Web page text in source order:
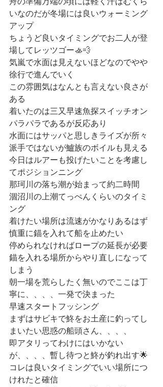
舟の準備万端の頃には軽く汗ばむくら
いなのだが冬場には良いウォーミング
アップ
ちょうど良いタイミングでお二人が登
場してレッツゴー🚣💨
気嵐で水面は見えないほどなのでやや
徐行で進んでいく
この雰囲気はなんとも言えない良さが
ある
着いたのは三又早速魚探スイッチオン
パラパラであるが反応あり
水面にはサッパと思しきライズが所々
派手ではないが鱸族のボイルも見える
今日はルアーも投げたいことを考慮し
てポジションニング
那珂川の落ち潮が始まって約二時間
涸沼川の上潮てっぺんくらいのタイミ
ング
着けたい場所は流速がかなりあるはず
慎重に錨を入れて船を止めたい
停められなければロープの延長が必要
錨を入れる場所からやり直しになって
しまう
朝一場を荒らしたく無いのでここは丁
寧に、、、、一発で決まった
早速スタートフッシング
まずはサビキで鮗をお土産に釣ってし
まいたい思惑の船頭さん、、、、
即アタリってわけにはいかない
が、、、、暫し待つと鮗が釣れ出す🌟
コレは良いタイミングでいい場所につ
けれたと確信